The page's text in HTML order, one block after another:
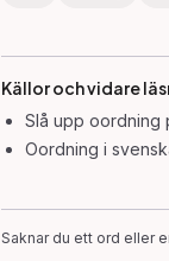
Källor och vidare
Slå upp oordning
Oordning i
Saknar du ett ord eller